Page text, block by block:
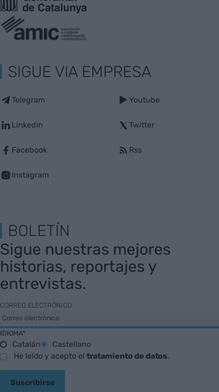
SIGUE VIA EMPRESA
Telegram
Linkedin
Facebook
Instagram
Youtube
Twitter
Rss
BOLETÍN
Sigue nuestras mejores
historias, reportajes y
entrevistas.
CORREO ELECTRÓNICO
IDIOMA*
Catalán
Castellano
He leído y acepto el tratamiento de datos.
Suscribirse